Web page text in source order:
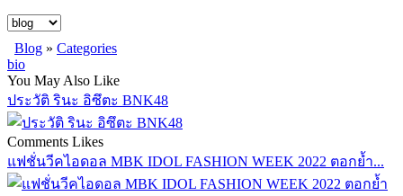
Blog » Categories
bio
You May Also Like
ประวัติ รินะ อิซึตะ BNK48
Comments Likes
แฟชั่นวีคไอดอล MBK IDOL FASHION WEEK 2022 ตอกย้ำ...